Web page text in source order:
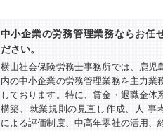
中小企業の労務管理業務ならお任
ださい。
横山社会保険労務士事務所では、鹿児
内の中小企業の労務管理業務を主力業
しております。特に、賃金・退職金体
構築、就業規則の見直し作成、人 事
による評価制度、中高年零社の活用、